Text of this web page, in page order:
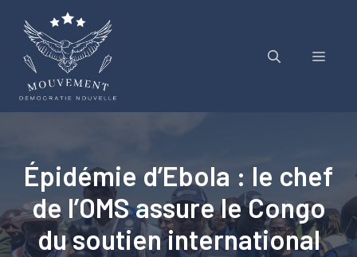
contenu
Menu
Épidémie d’Ebola : le chef
de l’OMS assure le Congo
du soutien international